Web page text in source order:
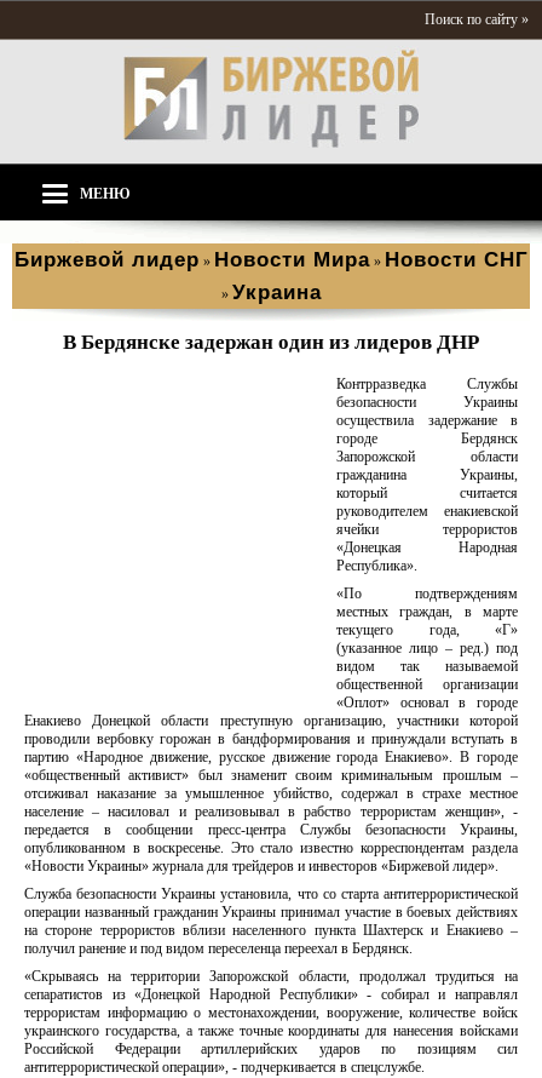
Поиск по сайту »
МЕНЮ
Биржевой лидер » Новости Мира » Новости СНГ
» Украина
В Бердянске задержан один из лидеров ДНР
Контрразведка Службы
безопасности Украины
осуществила задержание в
городе Бердянск
Запорожской области
гражданина Украины,
который считается
руководителем енакиевской
ячейки террористов
«Донецкая Народная
Республика».
«По подтверждениям
местных граждан, в марте
текущего года, «Г»
(указанное лицо – ред.) под
видом так называемой
общественной организации
«Оплот» основал в городе
Енакиево Донецкой области преступную организацию, участники которой
проводили вербовку горожан в бандформирования и принуждали вступать в
партию «Народное движение, русское движение города Енакиево». В городе
«общественный активист» был знаменит своим криминальным прошлым –
отсиживал наказание за умышленное убийство, содержал в страхе местное
население – насиловал и реализовывал в рабство террористам женщин», -
передается в сообщении пресс-центра Службы безопасности Украины,
опубликованном в воскресенье. Это стало известно корреспондентам раздела
«Новости Украины» журнала для трейдеров и инвесторов «Биржевой лидер».
Служба безопасности Украины установила, что со старта антитеррористической
операции названный гражданин Украины принимал участие в боевых действиях
на стороне террористов вблизи населенного пункта Шахтерск и Енакиево –
получил ранение и под видом переселенца переехал в Бердянск.
«Скрываясь на территории Запорожской области, продолжал трудиться на
сепаратистов из «Донецкой Народной Республики» - собирал и направлял
террористам информацию о местонахождении, вооружение, количестве войск
украинского государства, а также точные координаты для нанесения войсками
Российской Федерации артиллерийских ударов по позициям сил
антитеррористической операции», - подчеркивается в спецслужбе.